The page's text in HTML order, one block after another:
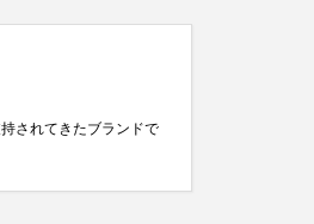
されてきたブランドで